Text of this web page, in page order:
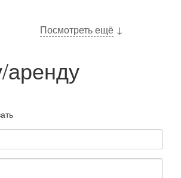
Посмотреть ещё ↓
аренду